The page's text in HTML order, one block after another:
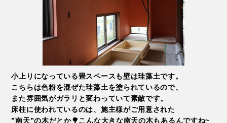
小上りになっている畳スペースも壁は珪藻土です。
こちらは色粉を混ぜた珪藻土を塗られているので、
また雰囲気がガラリと変わっていて素敵です。
床柱に使われているのは、施主様がご用意された
”南天”の木だとか🌳こんな大きな南天の木もあるんですね~